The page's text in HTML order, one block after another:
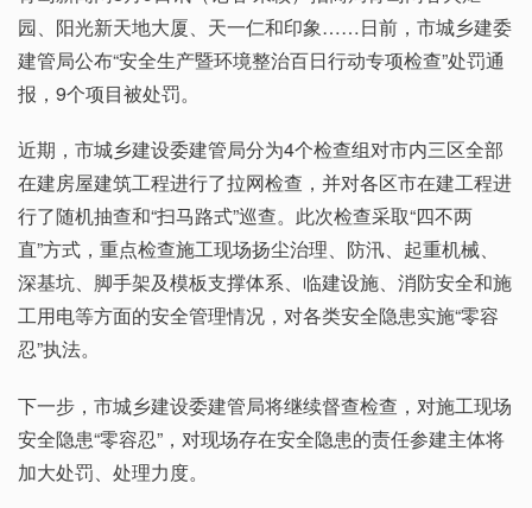
园、阳光新天地大厦、天一仁和印象……日前，市城乡建委
建管局公布“安全生产暨环境整治百日行动专项检查”处罚通
报，9个项目被处罚。
近期，市城乡建设委建管局分为4个检查组对市内三区全部
在建房屋建筑工程进行了拉网检查，并对各区市在建工程进
行了随机抽查和“扫马路式”巡查。此次检查采取“四不两
直”方式，重点检查施工现场扬尘治理、防汛、起重机械、
深基坑、脚手架及模板支撑体系、临建设施、消防安全和施
工用电等方面的安全管理情况，对各类安全隐患实施“零容
忍”执法。
下一步，市城乡建设委建管局将继续督查检查，对施工现场
安全隐患“零容忍”，对现场存在安全隐患的责任参建主体将
加大处罚、处理力度。